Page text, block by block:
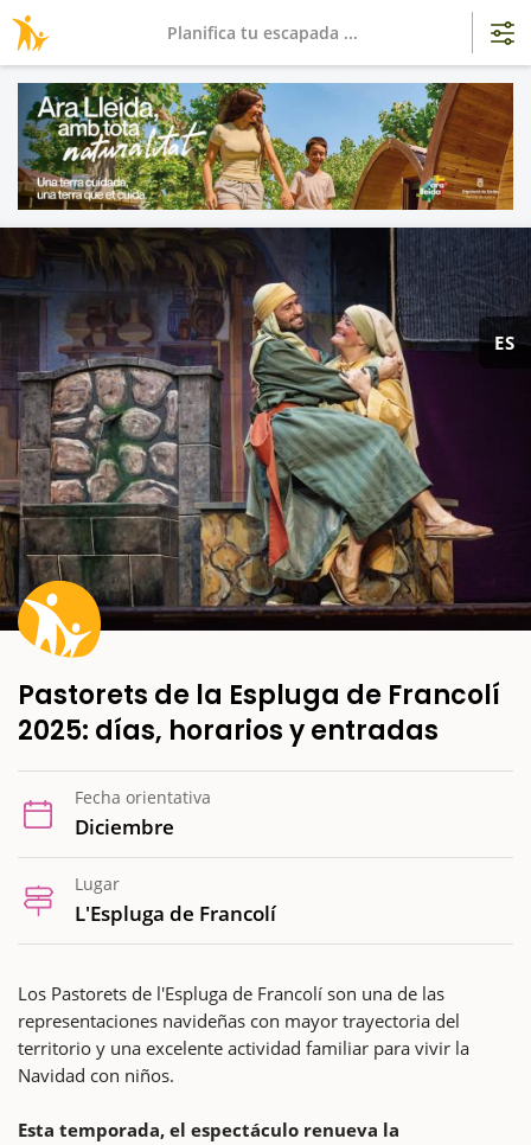
ES
Pastorets de la Espluga de Francolí
2025: días, horarios y entradas
Fecha orientativa
Diciembre
Lugar
L'Espluga de Francolí
Los Pastorets de l'Espluga de Francolí son una de las
representaciones navideñas con mayor trayectoria del
territorio y una excelente actividad familiar para vivir la
Navidad con niños.
Esta temporada, el espectáculo renueva la
Planifica tu escapada ...